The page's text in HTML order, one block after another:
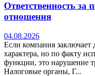
Ответственность за
отношения
04.08.2026
Если компания заключает
характера, но по факту
функции, это нарушение
Налоговые органы, Г...